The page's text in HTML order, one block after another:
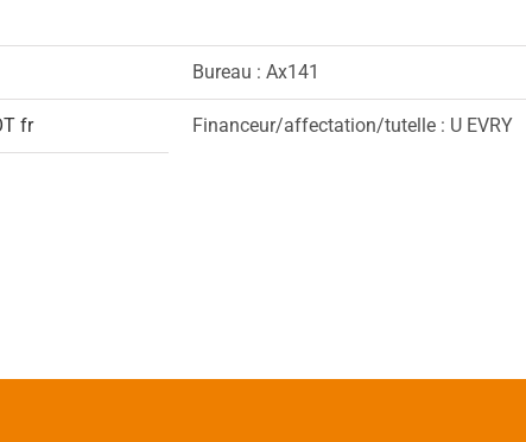
Bureau : Ax141
fr Financeur/affectation/tutelle : U EVRY